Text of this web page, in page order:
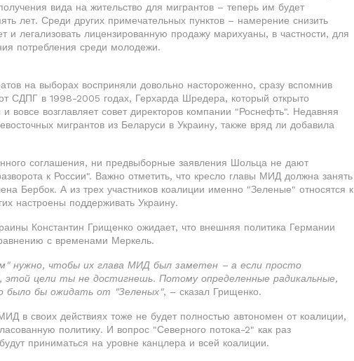
вида на жительство для мигрантов – теперь им будет
лет. Среди других примечательных пунктов – намерение снизить
и легализовать лицензированную продажу марихуаны, в частности, для
потребления среди молодежи.
на выборах восприняли довольно настороженно, сразу вспомнив
СДПГ в 1998-2005 годах, Герхарда Шредера, который открыто
вовсе возглавляет совет директоров компании "Роснефть". Недавняя
мигрантов из Беларуси в Украину, также вряд ли добавила
соглашения, ни предвыборные заявления Шольца не дают
к России". Важно отметить, что кресло главы МИД должна занять
Бербок. А из трех участников коалиции именно "Зеленые" относятся к
настроены поддерживать Украину.
Константин Грищенко ожидает, что внешняя политика Германии
с временами Меркель.
нужно, чтобы их глава МИД был заметен – а если просто
цели ты не достигнешь. Потому определенные радикальные,
было бы ожидать от "Зеленых", – сказал Грищенко.
в своих действиях тоже не будет полностью автономен от коалиции,
политику. И вопрос "Северного потока-2" как раз
приниматься на уровне канцлера и всей коалиции.